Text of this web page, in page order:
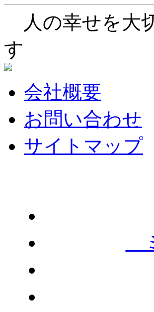
人の幸せを大
す
会社概要
お問い合わせ
サイトマップ